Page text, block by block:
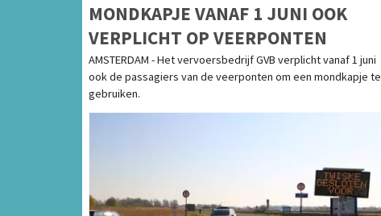
MONDKAPJE VANAF 1 JUNI OOK
VERPLICHT OP VEERPONTEN
AMSTERDAM - Het vervoersbedrijf GVB verplicht vanaf 1 juni
ook de passagiers van de veerponten om een mondkapje te
gebruiken.